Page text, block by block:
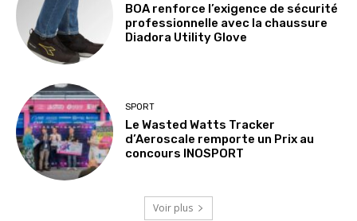
BOA renforce l’exigence de sécurité
professionnelle avec la chaussure
Diadora Utility Glove
SPORT
Le Wasted Watts Tracker
d’Aeroscale remporte un Prix au
concours INOSPORT
Voir plus